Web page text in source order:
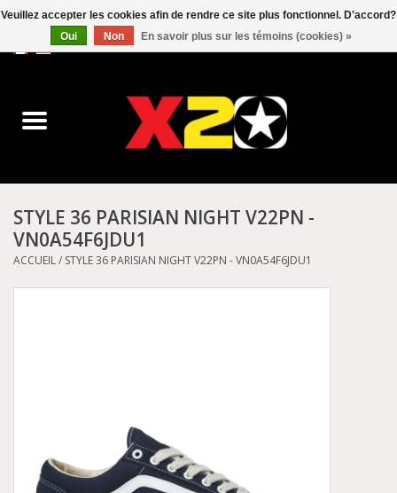
0 Articles - C$0.00
Converse
Kickers
Birkenstock
MoEa
STYLE 36 PARISIAN NIGHT V22PN -
VN0A54F6JDU1
ACCUEIL/ STYLE 36 PARISIAN NIGHT V22PN - VN0A54F6JDU1
Veuillez accepter les cookies afin de rendre ce site plus fonctionnel. D'accord?
Oui
Non En savoir plus sur les témoins (cookies) »